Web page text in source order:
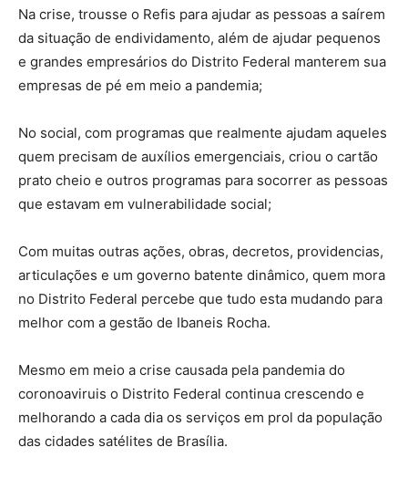
Na crise, trousse o Refis para ajudar as pessoas a saírem
da situação de endividamento, além de ajudar pequenos
e grandes empresários do Distrito Federal manterem sua
empresas de pé em meio a pandemia;
No social, com programas que realmente ajudam aqueles
quem precisam de auxílios emergenciais, criou o cartão
prato cheio e outros programas para socorrer as pessoas
que estavam em vulnerabilidade social;
Com muitas outras ações, obras, decretos, providencias,
articulações e um governo batente dinâmico, quem mora
no Distrito Federal percebe que tudo esta mudando para
melhor com a gestão de Ibaneis Rocha.
Mesmo em meio a crise causada pela pandemia do
coronoaviruis o Distrito Federal continua crescendo e
melhorando a cada dia os serviços em prol da população
das cidades satélites de Brasília.